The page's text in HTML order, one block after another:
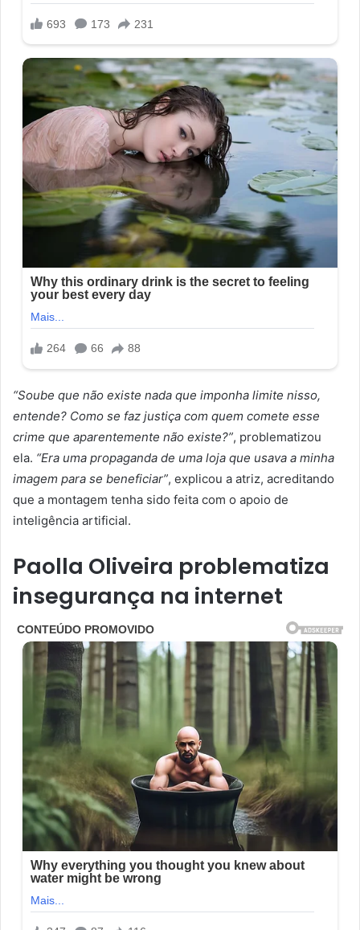
“Soube que não existe nada que imponha limite nisso,
entende? Como se faz justiça com quem comete esse
crime que aparentemente não existe?”, problematizou
ela. “Era uma propaganda de uma loja que usava a minha
imagem para se beneficiar”, explicou a atriz, acreditando
que a montagem tenha sido feita com o apoio de
inteligência artificial.
Paolla Oliveira problematiza
insegurança na internet